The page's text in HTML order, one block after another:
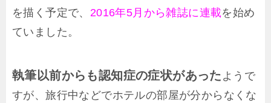
を描く予定で、 2016年5月から雑誌に連載を始め
ていました。
執筆以前からも認知症の症状があった ようで
すが、旅行中などでホテルの部屋が分からなくな